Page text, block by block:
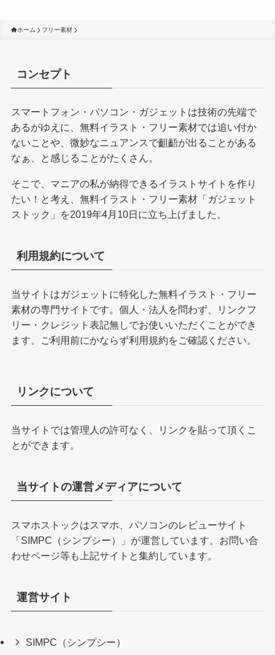
ホーム フリー素材
コンセプト
スマートフォン・パソコン・ガジェットは技術の先端で
あるがゆえに、無料イラスト・フリー素材では追い付か
ないことや、微妙なニュアンスで齟齬が出ることがある
なぁ、と感じることがたくさん。
そこで、マニアの私が納得できるイラストサイトを作り
たい！と考え、無料イラスト・フリー素材「ガジェット
ストック」を2019年4月10日に立ち上げました。
利用規約について
当サイトはガジェットに特化した無料イラスト・フリー
素材の専門サイトです。個人・法人を問わず、リンクフ
リー・クレジット表記無しでお使いいただくことができ
ます。ご利用前にかならず利用規約をご確認ください。
リンクについて
当サイトでは管理人の許可なく、リンクを貼って頂くこ
とができます。
当サイトの運営メディアについて
スマホストックはスマホ、パソコンのレビューサイト
「SIMPC（シンプシー）
」が運営しています。お問い合
わせページ等も上記サイトと集約しています。
運営サイト
SIMPC（シンプシー）